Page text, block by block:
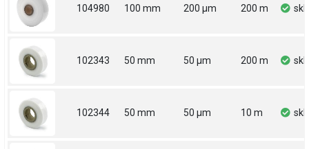
104980 100 mm 200 µm 200 m
102343 50 mm 50 µm 200 m
102344 50 mm 50 µm 10 m